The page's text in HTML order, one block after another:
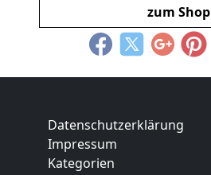
zum Shop
Datenschutzerklärung
Impressum
Kategorien